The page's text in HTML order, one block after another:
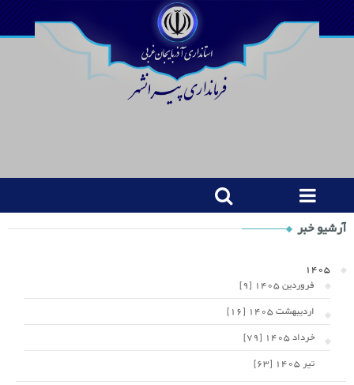
Shop
Category
Widget
آرشیو خبر
1405
فروردین 1405 [9]
اردیبهشت 1405 [16]
خرداد 1405 [79]
تیر 1405 [63]